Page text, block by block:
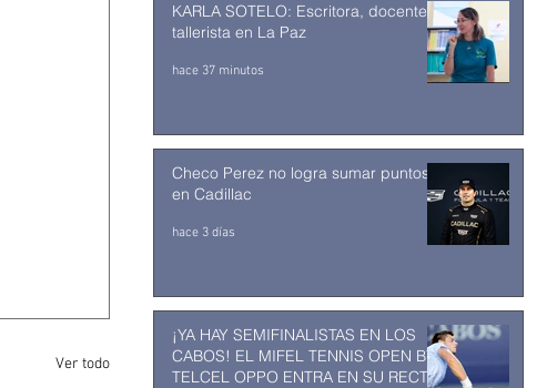
Ver todo
KARLA SOTELO: Escritora, docente y
tallerista en La Paz
hace 37 minutos
Checo Perez no logra sumar puntos
en Cadillac
hace 3 días
¡YA HAY SEMIFINALISTAS EN LOS
CABOS! EL MIFEL TENNIS OPEN BY
TELCEL OPPO ENTRA EN SU RECTA